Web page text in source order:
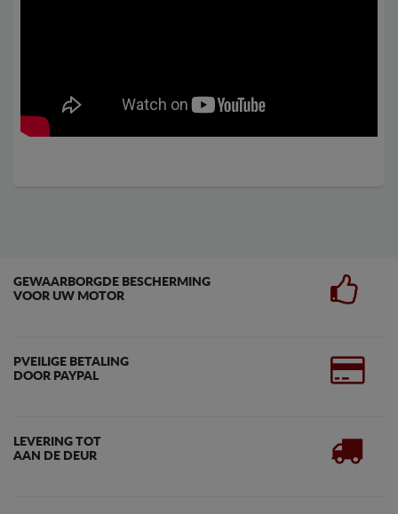
GEWAARBORGDE BESCHERMING
VOOR UW MOTOR
PVEILIGE BETALING
DOOR PAYPAL
LEVERING TOT
AAN DE DEUR